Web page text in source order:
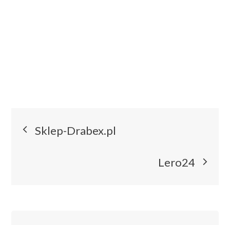
Nawigacja
Sklep-Drabex.pl
Lero24